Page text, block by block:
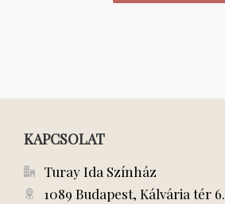
KAPCSOLAT
Turay Ida Színház
1089 Budapest, Kálvária tér 6.